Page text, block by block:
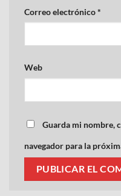
Correo electrónico*
Web
Guarda mi nombre,
navegador para la